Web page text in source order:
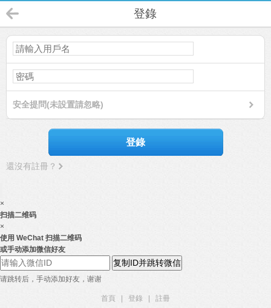
登錄
安全提問(未設置請忽略)
登錄
還沒有註冊？
×
扫描二维码
×
使用 WeChat 扫描二维码
或手动添加微信好友
复制ID并跳转微信
请跳转后，手动添加好友，谢谢
首頁 登錄
註冊